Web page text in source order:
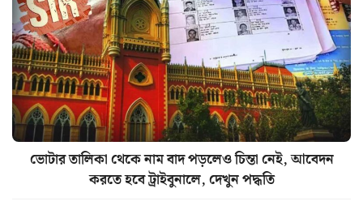
ভোটার তালিকা থেকে নাম বাদ পড়লেও চিন্তা নেই, আবেদন
করতে হবে ট্রাইবুনালে, দেখুন পদ্ধতি